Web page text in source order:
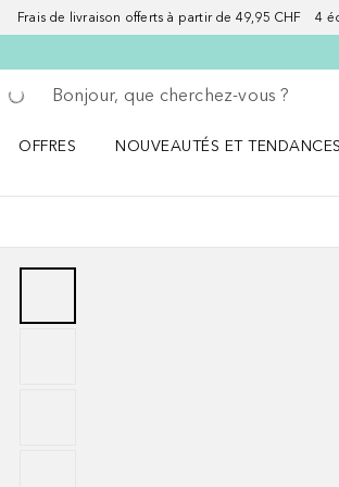
Frais de livraison offerts à partir de 49,95 CHF 4
Retourner
Exécuter la recherche
OFFRES
NOUVEAUTÉS ET TENDANCES